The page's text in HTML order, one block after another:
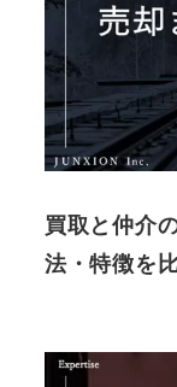
買取と仲介
法・特徴を